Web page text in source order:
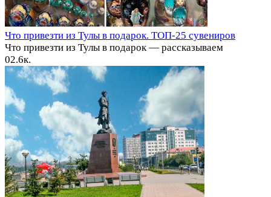
Что привезти из Тулы в подарок. ТОП-25 сувениров
Что привезти из Тулы в подарок — рассказываем
02.6к.